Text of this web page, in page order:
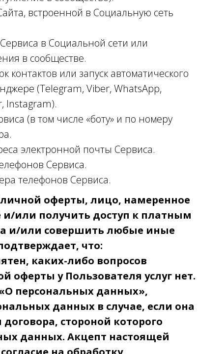
встроенной в Социальную сеть
в Социальной сети или
в сообществе.
или запуск автоматического
(Telegram, Viber, WhatsApp,
Instagram).
(в том числе «боту» и по номеру
электронной почты Сервиса.
Сервиса.
телефонов Сервиса.
оферты, лицо, намеренное
или получить доступ к платным
и/или совершить любые иные
что:
каких-либо вопросов
оферты у Пользователя услуг нет.
«О персональных данных»,
данных в случае, если она
стороной которого
данных. Акцепт настоящей